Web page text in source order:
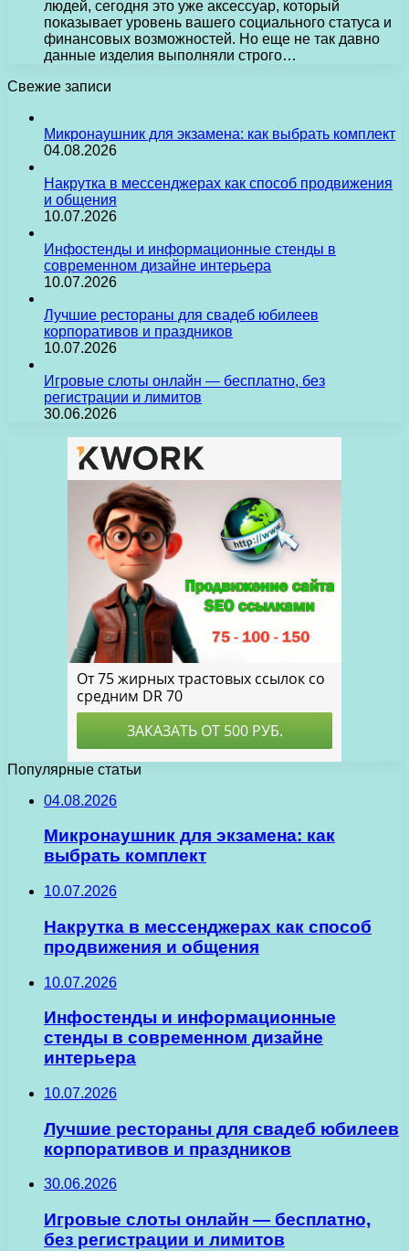
людей, сегодня это уже аксессуар, который
показывает уровень вашего социального статуса и
финансовых возможностей. Но еще не так давно
данные изделия выполняли строго…
Свежие записи
Микронаушник для экзамена: как выбрать комплект
04.08.2026
Накрутка в мессенджерах как способ продвижения
и общения
10.07.2026
Инфостенды и информационные стенды в
современном дизайне интерьера
10.07.2026
Лучшие рестораны для свадеб юбилеев
корпоративов и праздников
10.07.2026
Игровые слоты онлайн — бесплатно, без
регистрации и лимитов
30.06.2026
Популярные статьи
04.08.2026
Микронаушник для экзамена: как
выбрать комплект
10.07.2026
Накрутка в мессенджерах как способ
продвижения и общения
10.07.2026
Инфостенды и информационные
стенды в современном дизайне
интерьера
10.07.2026
Лучшие рестораны для свадеб юбилеев
корпоративов и праздников
30.06.2026
Игровые слоты онлайн — бесплатно,
без регистрации и лимитов